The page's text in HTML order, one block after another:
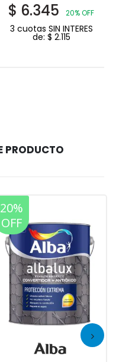
6.345 20% OFF
3 cuotas SIN INTERES
de:$2.115
20%
OFF